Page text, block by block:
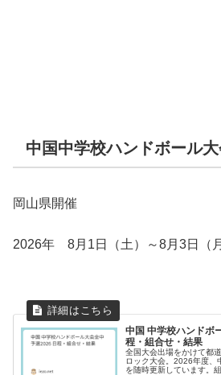
中国中学校ハンドボール
岡山県開催
2026年 8月1日（土）～8月3日（月
中国 中学校ハンドボ
程・組合せ・結果
全国大会出場をかけて都
ロック大会。2026年度、
を随時更新しています。